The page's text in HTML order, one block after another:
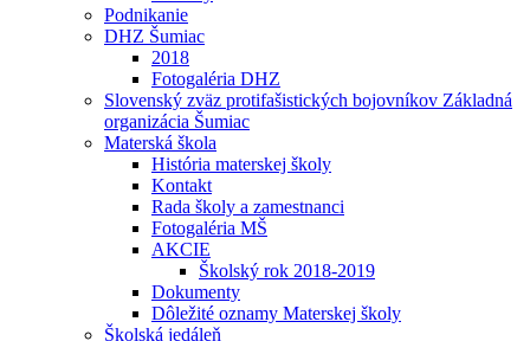
Podnikanie
DHZ Šumiac
2018
Fotogaléria DHZ
Slovenský zväz protifašistických bojovníkov Základná
organizácia Šumiac
Materská škola
História materskej školy
Kontakt
Rada školy a zamestnanci
Fotogaléria MŠ
AKCIE
Školský rok 2018-2019
Dokumenty
Dôležité oznamy Materskej školy
Školská jedáleň